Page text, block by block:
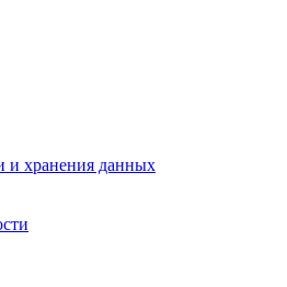
и хранения данных